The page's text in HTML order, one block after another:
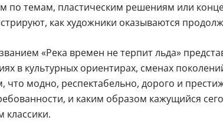
по темам, пластическим решениям или
как художники оказываются
«Река времен не терпит льда»
в культурных ориентирах, сменах
что модно, респектабельно, дорого и
и каким образом кажущийся
классики.